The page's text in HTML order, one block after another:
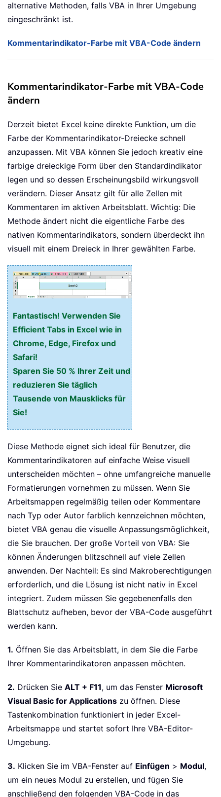
alternative Methoden, falls VBA in Ihrer Umgebung
eingeschränkt ist.
Kommentarindikator-Farbe mit VBA-Code ändern
Kommentarindikator-Farbe mit VBA-Code
ändern
Derzeit bietet Excel keine direkte Funktion, um die
Farbe der Kommentarindikator-Dreiecke schnell
anzupassen. Mit VBA können Sie jedoch kreativ eine
farbige dreieckige Form über den Standardindikator
legen und so dessen Erscheinungsbild wirkungsvoll
verändern. Dieser Ansatz gilt für alle Zellen mit
Kommentaren im aktiven Arbeitsblatt. Wichtig: Die
Methode ändert nicht die eigentliche Farbe des
nativen Kommentarindikators, sondern überdeckt ihn
visuell mit einem Dreieck in Ihrer gewählten Farbe.
Fantastisch! Verwenden Sie
Efficient Tabs in Excel wie in
Chrome, Edge, Firefox und
Safari!
Sparen Sie 50 % Ihrer Zeit und
reduzieren Sie täglich
Tausende von Mausklicks für
Sie!
Diese Methode eignet sich ideal für Benutzer, die
Kommentarindikatoren auf einfache Weise visuell
unterscheiden möchten – ohne umfangreiche manuelle
Formatierungen vornehmen zu müssen. Wenn Sie
Arbeitsmappen regelmäßig teilen oder Kommentare
nach Typ oder Autor farblich kennzeichnen möchten,
bietet VBA genau die visuelle Anpassungsmöglichkeit,
die Sie brauchen. Der große Vorteil von VBA: Sie
können Änderungen blitzschnell auf viele Zellen
anwenden. Der Nachteil: Es sind Makroberechtigungen
erforderlich, und die Lösung ist nicht nativ in Excel
integriert. Zudem müssen Sie gegebenenfalls den
Blattschutz aufheben, bevor der VBA-Code ausgeführt
werden kann.
1. Öffnen Sie das Arbeitsblatt, in dem Sie die Farbe
Ihrer Kommentarindikatoren anpassen möchten.
2. Drücken Sie ALT + F11, um das Fenster Microsoft
Visual Basic for Applications zu öffnen. Diese
Tastenkombination funktioniert in jeder Excel-
Arbeitsmappe und startet sofort Ihre VBA-Editor-
Umgebung.
3. Klicken Sie im VBA-Fenster auf Einfügen > Modul,
um ein neues Modul zu erstellen, und fügen Sie
anschließend den folgenden VBA-Code in das